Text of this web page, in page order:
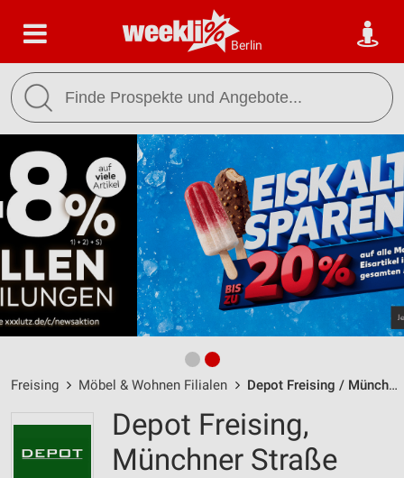
Berlin
Freising Möbel & Wohnen Filialen Depot Freising / Münchner Straße - Öffnungszeiten & Adresse
Depot Freising,
Münchner Straße